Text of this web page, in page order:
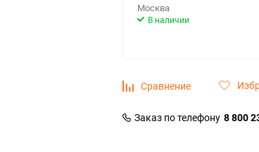
Москва
В наличии
Сравнение
Заказ по телефону 8 800